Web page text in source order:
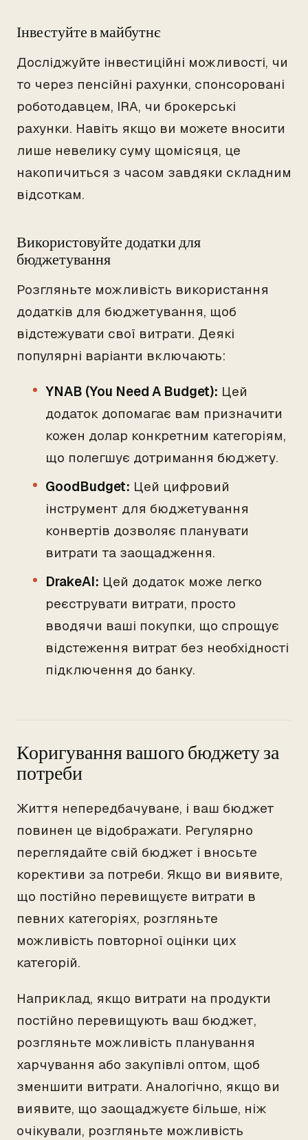
Інвестуйте в майбутнє
Досліджуйте інвестиційні можливості, чи
то через пенсійні рахунки, спонсоровані
роботодавцем, IRA, чи брокерські
рахунки. Навіть якщо ви можете вносити
лише невелику суму щомісяця, це
накопичиться з часом завдяки складним
відсоткам.
Використовуйте додатки для
бюджетування
Розгляньте можливість використання
додатків для бюджетування, щоб
відстежувати свої витрати. Деякі
популярні варіанти включають:
YNAB (You Need A Budget): Цей
додаток допомагає вам призначити
кожен долар конкретним категоріям,
що полегшує дотримання бюджету.
GoodBudget: Цей цифровий
інструмент для бюджетування
конвертів дозволяє планувати
витрати та заощадження.
DrakeAI: Цей додаток може легко
реєструвати витрати, просто
вводячи ваші покупки, що спрощує
відстеження витрат без необхідності
підключення до банку.
Коригування вашого бюджету за
потреби
Життя непередбачуване, і ваш бюджет
повинен це відображати. Регулярно
переглядайте свій бюджет і вносьте
корективи за потреби. Якщо ви виявите,
що постійно перевищуєте витрати в
певних категоріях, розгляньте
можливість повторної оцінки цих
категорій.
Наприклад, якщо витрати на продукти
постійно перевищують ваш бюджет,
розгляньте можливість планування
харчування або закупівлі оптом, щоб
зменшити витрати. Аналогічно, якщо ви
виявите, що заощаджуєте більше, ніж
очікували, розгляньте можливість